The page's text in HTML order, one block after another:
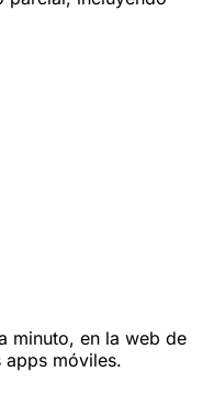
minuto, en la web de
apps móviles.